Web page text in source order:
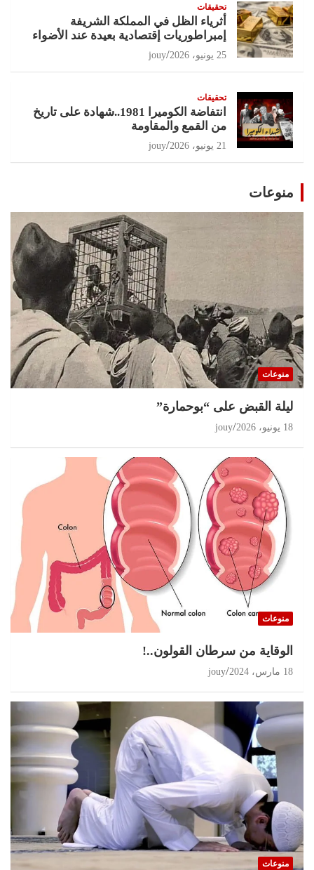
تحقيقات
أثرياء الظل في المملكة الشريفة
إمبراطوريات إقتصادية بعيدة عند الأضواء
25 يونيو، 2026 jouy
تحقيقات
انتفاضة الكوميرا 1981..شهادة على تاريخ
من القمع والمقاومة
21 يونيو، 2026 jouy
منوعات
منوعات
ليلة القبض على “بوحمارة”
18 يونيو، 2026 jouy
منوعات
الوقاية من سرطان القولون..!
18 مارس، 2024 jouy
منوعات